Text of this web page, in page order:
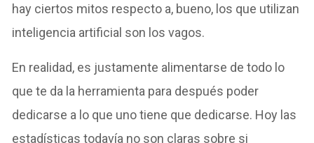
hay ciertos mitos respecto a, bueno, los que utilizan
inteligencia artificial son los vagos.
En realidad, es justamente alimentarse de todo lo
que te da la herramienta para después poder
dedicarse a lo que uno tiene que dedicarse. Hoy las
estadísticas todavía no son claras sobre si